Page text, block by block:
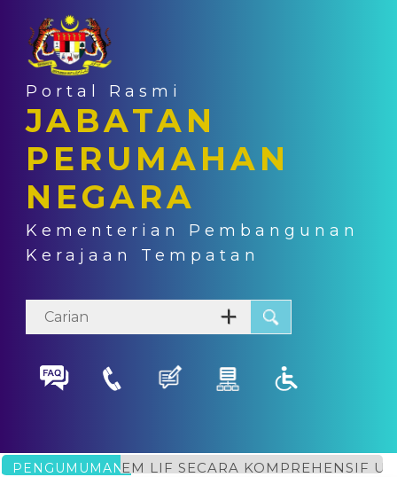
Portal Rasmi
JABATAN
PERUMAHAN
NEGARA
Kementerian Pembangunan
Kerajaan Tempatan
PENGUMUMANSISTEM LIF SECARA KOMPREHENSIF